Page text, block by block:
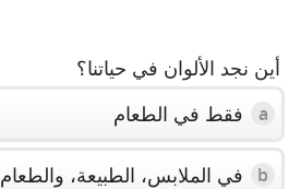
أين نجد الألوان في حياتنا؟
a فقط في الطعام
b في الملابس، الطبيعة، والطعام